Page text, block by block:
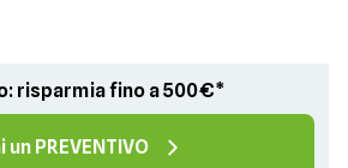
risparmia fino a 500€*
un PREVENTIVO